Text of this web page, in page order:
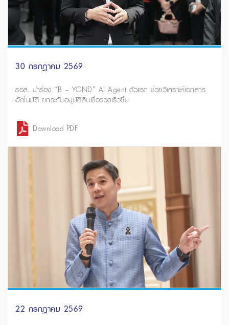
30 กรกฎาคม 2569
ธอส. นำร่อง “B – YOND” AI Agent ตัวแรก ช่วยวิเคราะห์เอกสาร
อัตโนมัติ ยกระดับอนุมัติสินเชื่อรวดเร็วขึ้น
Download PDF
22 กรกฎาคม 2569